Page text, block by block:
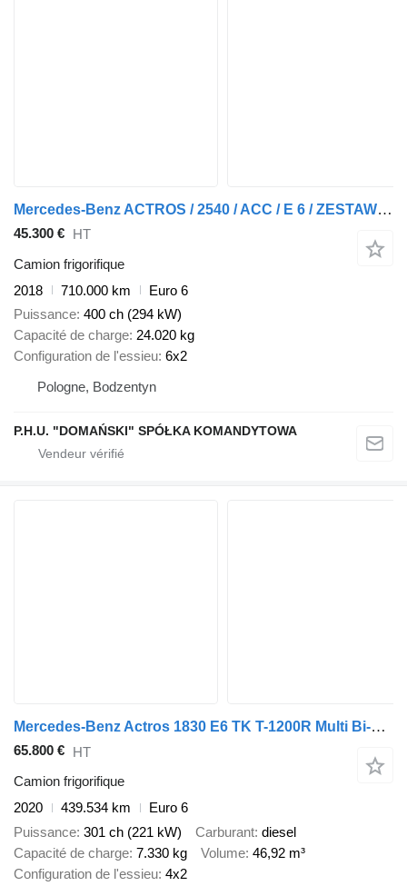
Mercedes-Benz ACTROS / 2540 / ACC / E 6 / ZESTAW PRZEJAZDOWY / CHŁODNIA + WIND + remorque frigorifique
45.300 € HT
Camion frigorifique
2018
710.000 km
Euro 6
Puissance 400 ch (294 kW)
Capacité de charge 24.020 kg
Configuration de l'essieu 6x2
Pologne, Bodzentyn
P.H.U. "DOMAŃSKI" SPÓŁKA KOMANDYTOWA
Mercedes-Benz Actros 1830 E6 TK T-1200R Multi Bi-Temp LBW AHK
65.800 € HT
Camion frigorifique
2020
439.534 km
Euro 6
Puissance 301 ch (221 kW) Carburant diesel
Capacité de charge 7.330 kg Volume 46,92 m³
Configuration de l'essieu 4x2